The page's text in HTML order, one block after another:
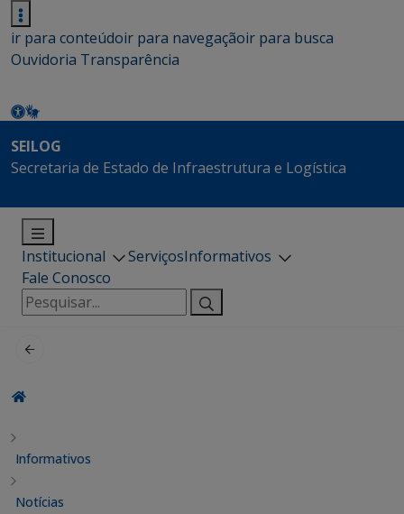
ir para conteúdoir para navegaçãoir para busca
Ouvidoria Transparência
SEILOG
Secretaria de Estado de Infraestrutura e Logística
Institucional ServiçosInformativos
Fale Conosco
Pesquisar
por:
Informativos
Notícias